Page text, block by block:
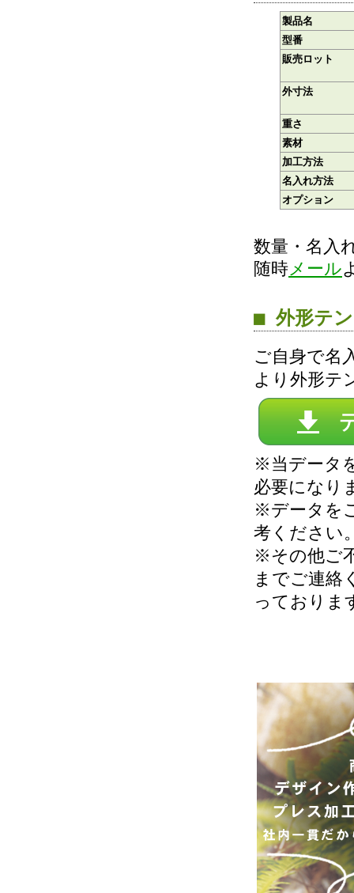
製品名
型番
販売ロット
外寸法
重さ
素材
加工方法
名入れ方法
オプション
数量・名入
随時メール
■ 外形テ
ご自身で名
より外形テ
※当データ
必要になり
※データを
考ください
※その他ご
までご連絡
っておりま